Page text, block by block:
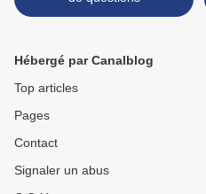
Hébergé par Canalblog
Top articles
Pages
Contact
Signaler un abus